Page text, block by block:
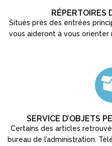
RÉPERTOIRES
Situés près des entrées
vous aideront à vous
SERVICE D’OBJETS
Certains des articles
bureau de l’administration.